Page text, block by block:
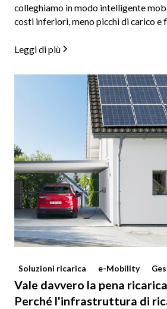
colleghiamo in modo intelligente
costi inferiori, meno picchi di carico e
Leggi di più
Soluzioni ricarica e-Mobility
Vale davvero la pena
Perché l'infrastruttura di